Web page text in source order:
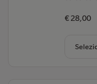
€ 28,00